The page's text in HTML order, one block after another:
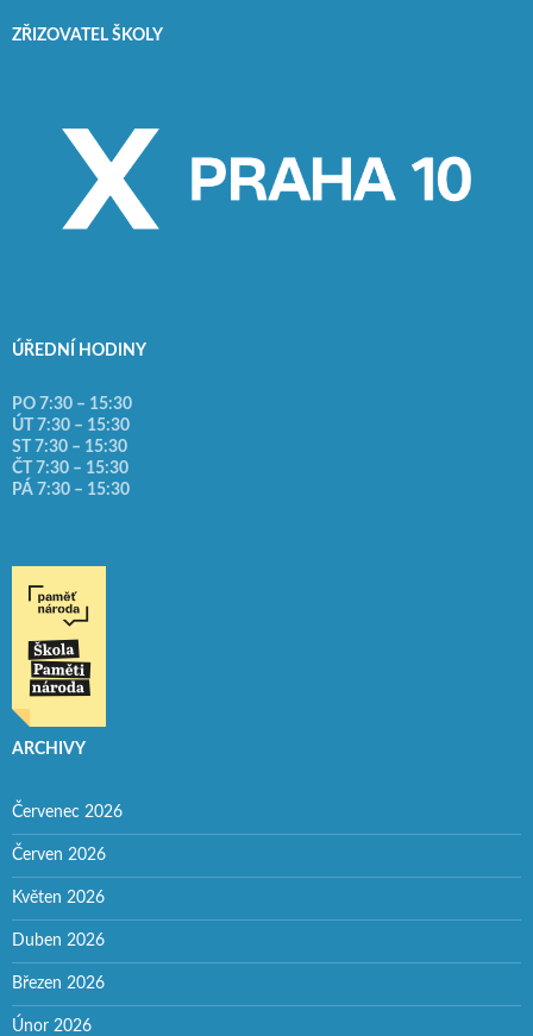
ZŘIZOVATEL ŠKOLY
ÚŘEDNÍ HODINY
PO 7:30 – 15:30
ÚT 7:30 – 15:30
ST 7:30 – 15:30
ČT 7:30 – 15:30
PÁ 7:30 – 15:30
ARCHIVY
Červenec 2026
Červen 2026
Květen 2026
Duben 2026
Březen 2026
Únor 2026